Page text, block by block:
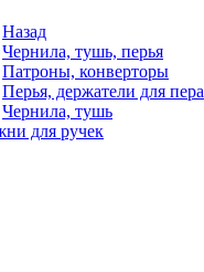
Назад
Чернила, тушь, перья
Патроны, конверторы
Перья, держатели для пера
Чернила, тушь
для ручек